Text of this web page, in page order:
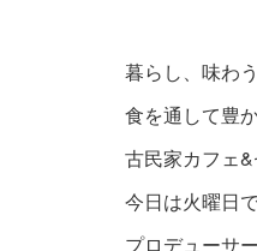
暮らし、味わう
食を通して豊
古民家カフェ
今日は火曜日
プロデューサ